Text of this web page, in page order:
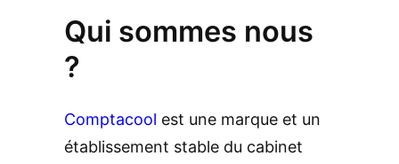
Qui sommes nous
?
Comptacool est une marque et un
établissement stable du cabinet